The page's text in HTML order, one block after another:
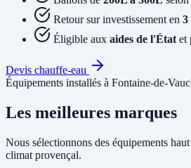
Retour sur investissement en 3
Éligible aux aides de l'État et
Devis chauffe-eau
Équipements installés à Fontaine-de-
Les meilleures marques
Nous sélectionnons des équipements
climat provençal.